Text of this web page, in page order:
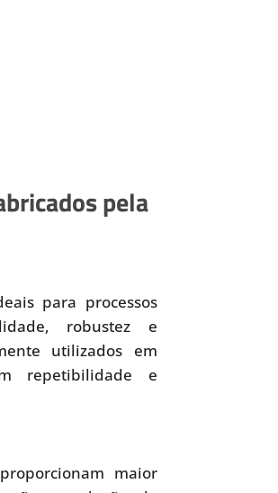
pela
para processos
robustez e
utilizados em
repetibilidade e
maior